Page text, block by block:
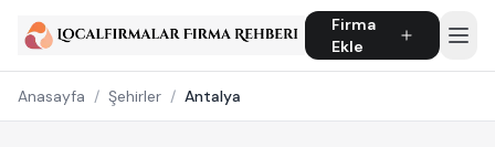
Firma
Ekle
Anasayfa / Şehirler / Antalya